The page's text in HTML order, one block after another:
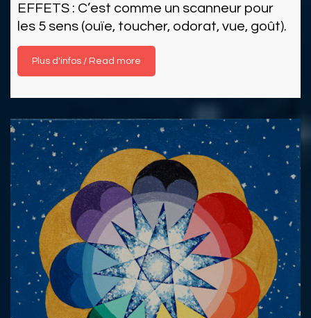
EFFETS : C’est comme un scanneur pour
les 5 sens (ouïe, toucher, odorat, vue, goût).
Read more